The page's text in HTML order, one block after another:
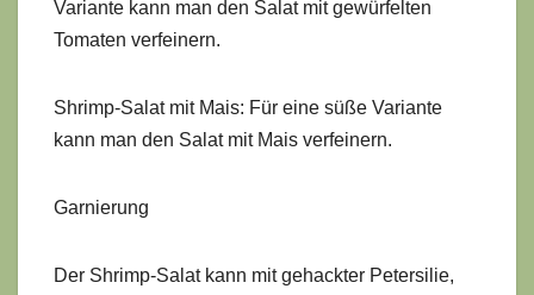
Variante kann man den Salat mit gewürfelten
Tomaten verfeinern.
Shrimp-Salat mit Mais: Für eine süße Variante
kann man den Salat mit Mais verfeinern.
Garnierung
Der Shrimp-Salat kann mit gehackter Petersilie,